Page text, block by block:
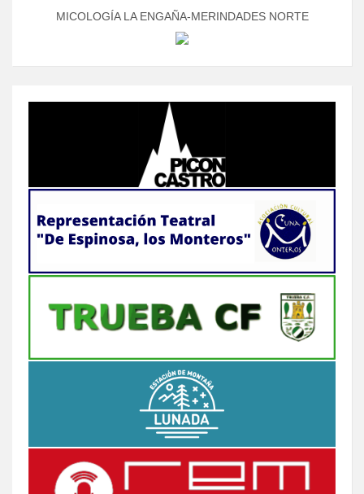
MICOLOGÍA LA ENGAÑA-MERINDADES NORTE